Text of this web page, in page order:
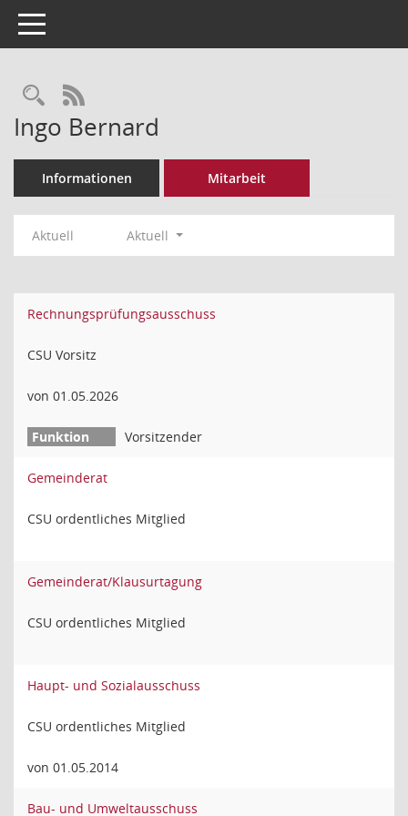
Toggle navigation
Rechercheauswahl
RSS-Feed
Ingo Bernard
Informationen Mitarbeit
Aktuell Aktuell
Rechnungsprüfungsausschuss
CSU Vorsitz
von 01.05.2026
Vorsitzender
Gemeinderat
CSU ordentliches Mitglied
Gemeinderat/Klausurtagung
CSU ordentliches Mitglied
Haupt- und Sozialausschuss
CSU ordentliches Mitglied
von 01.05.2014
Bau- und Umweltausschuss